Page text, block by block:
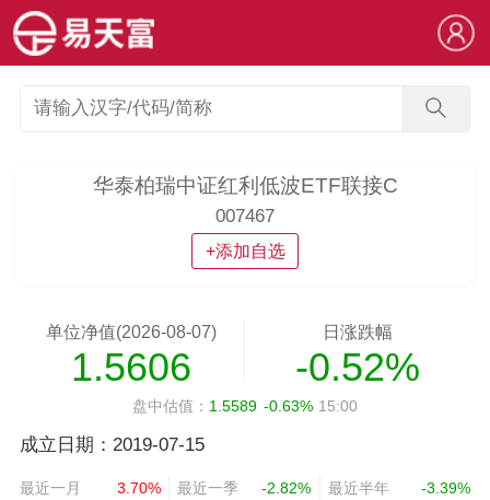
华泰柏瑞中证红利低波ETF联接C
007467
+添加自选
单位净值(2026-08-07)
1.5606
日涨跌幅
-0.52%
盘中估值： 1.5589 -0.63% 15:00
成立日期：2019-07-15
最近一月 3.70% 最近一季 -2.82% 最近半年
-3.39%